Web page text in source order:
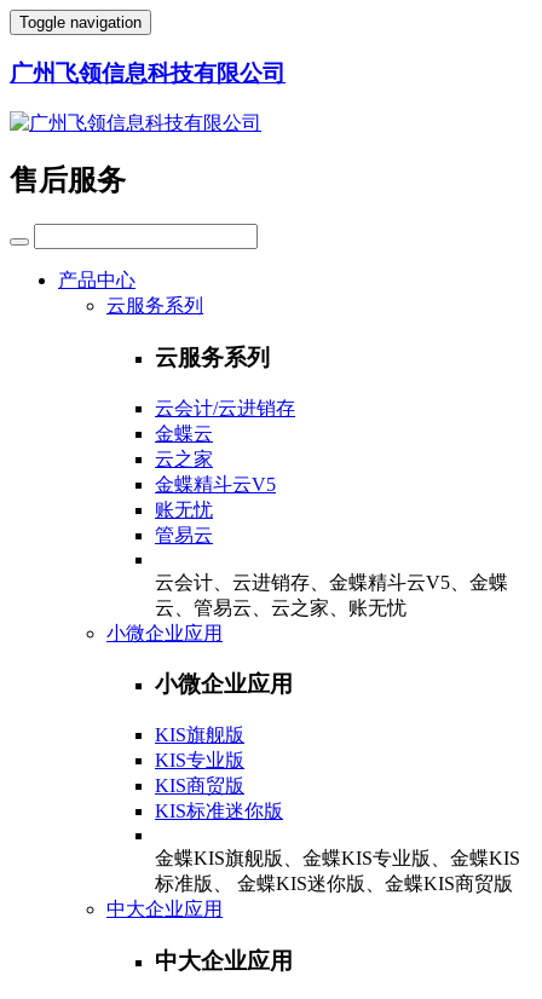
Toggle navigation
广州飞领信息科技有限公司
售后服务
产品中心
云服务系列
云服务系列
云会计/云进销存
金蝶云
云之家
金蝶精斗云V5
账无忧
管易云
云会计、云进销存、金蝶精斗云V5、金蝶
云、管易云、云之家、账无忧
小微企业应用
小微企业应用
KIS旗舰版
KIS专业版
KIS商贸版
KIS标准迷你版
金蝶KIS旗舰版、金蝶KIS专业版、金蝶KIS
标准版、 金蝶KIS迷你版、金蝶KIS商贸版
中大企业应用
中大企业应用